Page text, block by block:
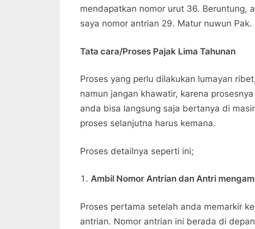
mendapatkan nomor urut 36. Beruntung,
saya nomor antrian 29. Matur nuwun Pak.
Tata cara/Proses Pajak Lima Tahunan
Proses yang perlu dilakukan lumayan
namun jangan khawatir, karena
anda bisa langsung saja bertanya di
proses selanjutna harus kemana.
Proses detailnya seperti ini;
Ambil Nomor Antrian dan Antri
Proses pertama setelah anda memarkir
antrian. Nomor antrian ini berada di